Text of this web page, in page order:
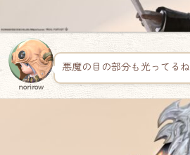
norirow
悪魔の目の部分も光ってるね